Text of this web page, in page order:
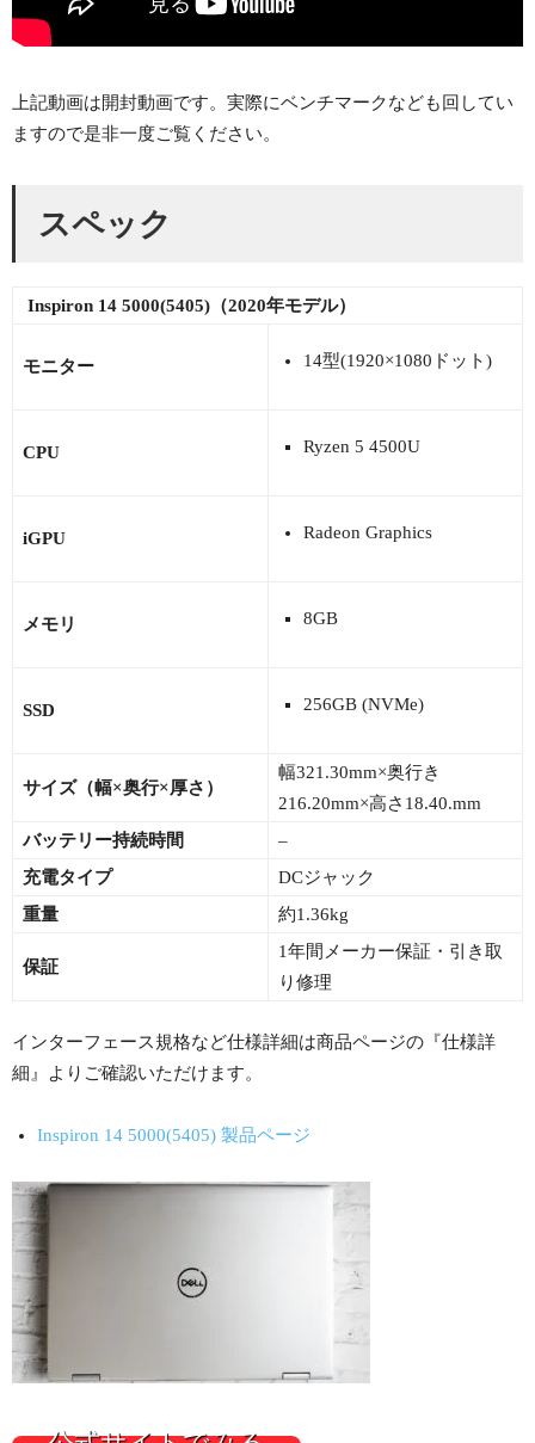
上記動画は開封動画です。実際にベンチマークなども回してい
ますので是非一度ご覧ください。
スペック
Inspiron 14 5000(5405)（2020年モデル）
モニター 14型(1920×1080ドット)
CPU Ryzen 5 4500U
iGPU Radeon Graphics
メモリ 8GB
SSD 256GB (NVMe)
サイズ（幅×奥行×厚さ）
幅321.30mm×奥行き
216.20mm×高さ18.40.mm
バッテリー持続時間
–
充電タイプ
DCジャック
重量
約1.36kg
保証
1年間メーカー保証・引き取
り修理
インターフェース規格など仕様詳細は商品ページの『仕様詳
細』よりご確認いただけます。
Inspiron 14 5000(5405) 製品ページ